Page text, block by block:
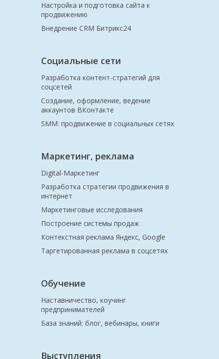
Настройка и подготовка сайта к
продвижению
Внедрение CRM Битрикс24
Социальные сети
Разработка контент-стратегий для
соцсетей
Создание, оформление, ведение
аккаунтов ВКонтакте
SMM: продвижение в социальных сетях
Маркетинг, реклама
Digital-Маркетинг
Разработка стратегии продвижения в
интернет
Маркетинговые исследования
Построение системы продаж
Контекстная реклама Яндекс, Google
Таргетированная реклама в соцсетях
Обучение
Наставничество, коучинг
предпринимателей
База знаний: блог, вебинары, книги
Выступления